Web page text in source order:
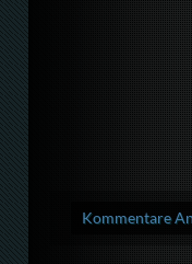
Kommentare